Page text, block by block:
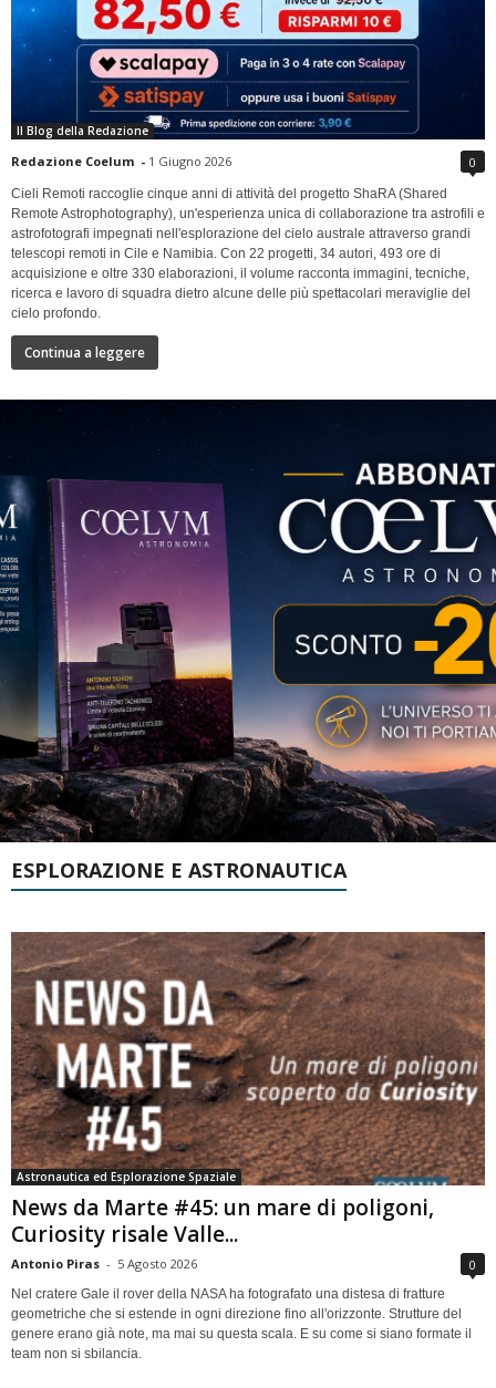
Il Blog della Redazione
Redazione Coelum - 1 Giugno 2026 0
Cieli Remoti raccoglie cinque anni di attività del progetto ShaRA (Shared
Remote Astrophotography), un'esperienza unica di collaborazione tra astrofili e
astrofotografi impegnati nell'esplorazione del cielo australe attraverso grandi
telescopi remoti in Cile e Namibia. Con 22 progetti, 34 autori, 493 ore di
acquisizione e oltre 330 elaborazioni, il volume racconta immagini, tecniche,
ricerca e lavoro di squadra dietro alcune delle più spettacolari meraviglie del
cielo profondo.
Continua a leggere
ESPLORAZIONE E ASTRONAUTICA
Astronautica ed Esplorazione Spaziale
News da Marte #45: un mare di poligoni,
Curiosity risale Valle...
Antonio Piras - 5 Agosto 2026 0
Nel cratere Gale il rover della NASA ha fotografato una distesa di fratture
geometriche che si estende in ogni direzione fino all'orizzonte. Strutture del
genere erano già note, ma mai su questa scala. E su come si siano formate il
team non si sbilancia.